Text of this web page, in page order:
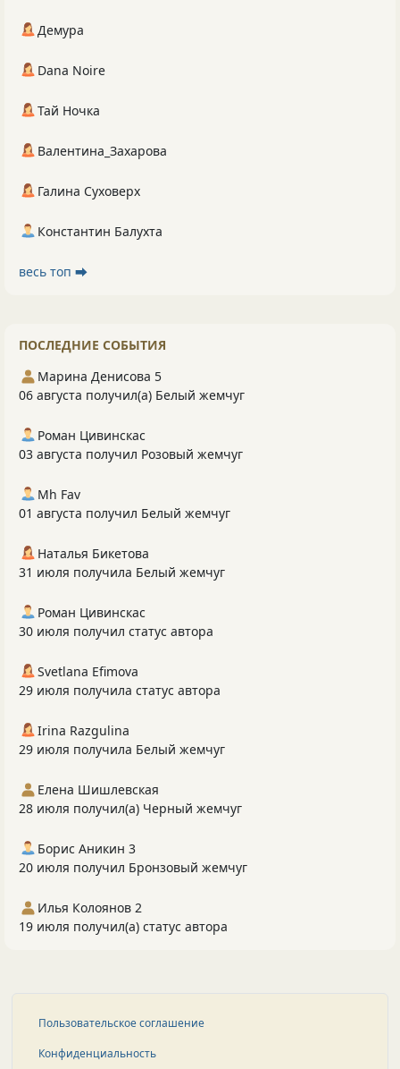
Демура
Dana Noire
Тай Ночка
Валентина_Захарова
Галина Суховерх
Константин Балухта
весь топ ⮕
ПОСЛЕДНИЕ СОБЫТИЯ
Марина Денисова 5
06 августа получил(а) Белый жемчуг
Роман Цивинскас
03 августа получил Розовый жемчуг
Mh Fav
01 августа получил Белый жемчуг
Наталья Бикетова
31 июля получила Белый жемчуг
Роман Цивинскас
30 июля получил статус автора
Svetlana Efimova
29 июля получила статус автора
Irina Razgulina
29 июля получила Белый жемчуг
Елена Шишлевская
28 июля получил(а) Черный жемчуг
Борис Аникин 3
20 июля получил Бронзовый жемчуг
Илья Колоянов 2
19 июля получил(а) статус автора
Пользовательское соглашение
Конфиденциальность